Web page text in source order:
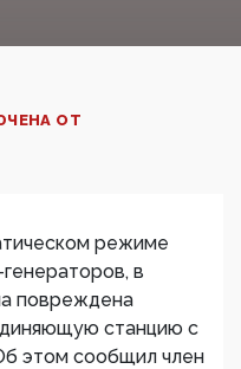
ОТ
режиме
в
повреждена
станцию с
этом сообщил член